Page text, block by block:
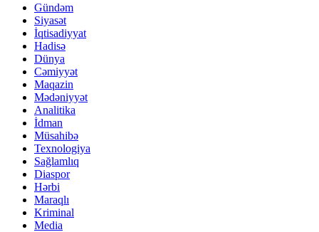
Gündəm
Siyasət
İqtisadiyyat
Hadisə
Dünya
Cəmiyyət
Maqazin
Mədəniyyət
Analitika
İdman
Müsahibə
Texnologiya
Sağlamlıq
Diaspor
Hərbi
Maraqlı
Kriminal
Media